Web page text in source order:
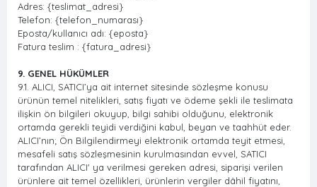
Adres: {teslimat_adresi}
Telefon: {telefon_numarası}
Eposta/kullanıcı adı: {eposta}
Fatura teslim : {fatura_adresi}
9. GENEL HÜKÜMLER
9.1. ALICI, SATICI’ya ait internet sitesinde sözleşme konusu
ürünün temel nitelikleri, satış fiyatı ve ödeme şekli ile teslimata
ilişkin ön bilgileri okuyup, bilgi sahibi olduğunu, elektronik
ortamda gerekli teyidi verdiğini kabul, beyan ve taahhüt eder.
ALICI’nın; Ön Bilgilendirmeyi elektronik ortamda teyit etmesi,
mesafeli satış sözleşmesinin kurulmasından evvel, SATICI
tarafından ALICI' ya verilmesi gereken adresi, siparişi verilen
ürünlere ait temel özellikleri, ürünlerin vergiler dâhil fiyatını,